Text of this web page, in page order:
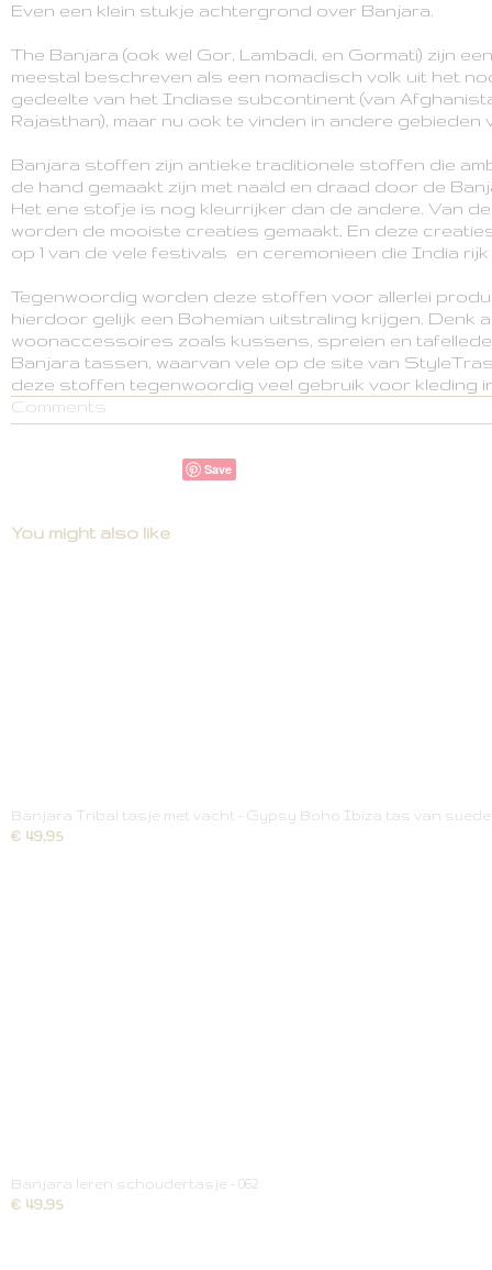
Even een klein stukje achtergrond over Banjara.
The Banjara (ook wel Gor, Lambadi, en Gormati) zijn
meestal beschreven als een nomadisch volk uit het
gedeelte van het Indiase subcontinent (van
Rajasthan), maar nu ook te vinden in andere gebieden
Banjara stoffen zijn antieke traditionele stoffen die
de hand gemaakt zijn met naald en draad door de
Het ene stofje is nog kleurrijker dan de andere. Van
worden de mooiste creaties gemaakt. En deze
op 1 van de vele festivals en ceremonieen die India rijk
Tegenwoordig worden deze stoffen voor allerlei
hierdoor gelijk een Bohemian uitstraling krijgen. Denk
woonaccessoires zoals kussens, spreien en
Banjara tassen, waarvan vele op de site van
deze stoffen tegenwoordig veel gebruik voor kleding
Comments
Save
You might also like
Banjara Tribal tasje met vacht - Gypsy Boho Ibiza tas van suede
€ 49,95
Banjara leren schoudertasje - 062
€ 49,95